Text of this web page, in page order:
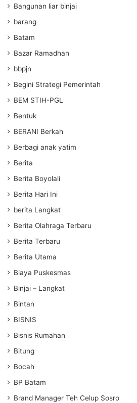
Bangunan liar binjai
barang
Batam
Bazar Ramadhan
bbpjn
Begini Strategi Pemerintah
BEM STIH-PGL
Bentuk
BERANI Berkah
Berbagi anak yatim
Berita
Berita Boyolali
Berita Hari Ini
berita Langkat
Berita Olahraga Terbaru
Berita Terbaru
Berita Utama
Biaya Puskesmas
Binjai – Langkat
Bintan
BISNIS
Bisnis Rumahan
Bitung
Bocah
BP Batam
Brand Manager Teh Celup Sosro